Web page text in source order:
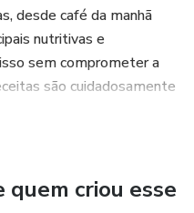
desde café da manhã
nutritivas e
sem comprometer a
são cuidadosamente
que você possa desfrutar
criou esse